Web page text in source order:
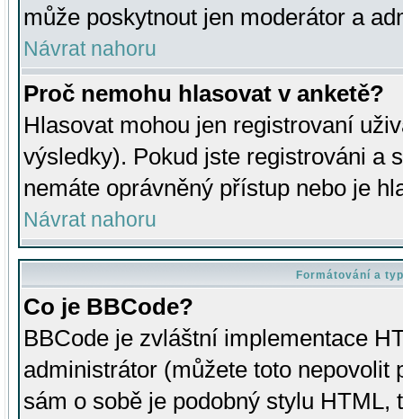
může poskytnout jen moderátor a
Návrat nahoru
Proč nemohu hlasovat v anketě?
Hlasovat mohou jen registrovaní
výsledky). Pokud jste registrováni a
nemáte oprávněný přístup nebo je
Návrat nahoru
Formátování a
Co je BBCode?
BBCode je zvláštní implementace
administrátor (můžete toto
sám o sobě je podobný stylu HTML,